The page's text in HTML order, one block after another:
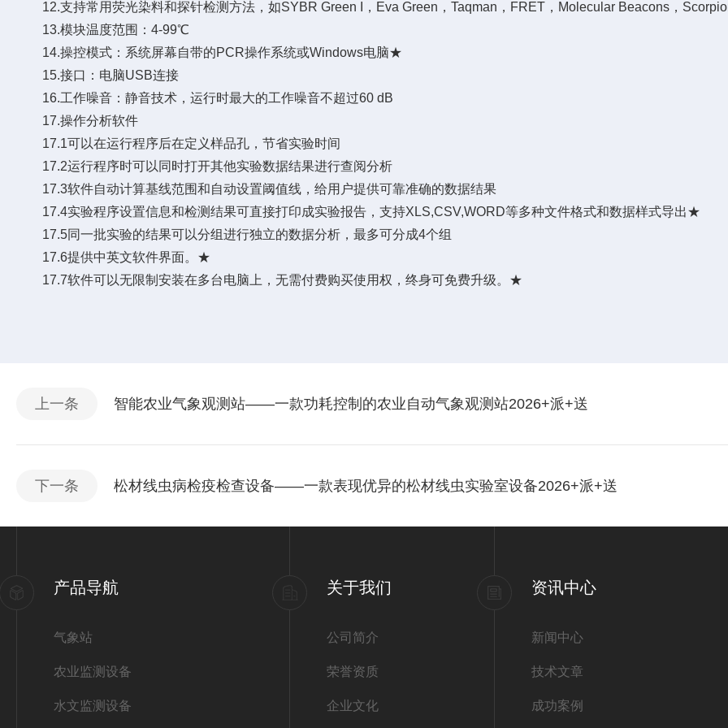
12.支持常用荧光染料和探针检测方法，如SYBR Green I，Eva Green，Taqman，FRET，Molecular Beacons，
13.模块温度范围：4-99℃
14.操控模式：系统屏幕自带的PCR操作系统或Windows电脑★
15.接口：电脑USB连接
16.工作噪音：静音技术，运行时最大的工作噪音不超过60 dB
17.操作分析软件
17.1可以在运行程序后在定义样品孔，节省实验时间
17.2运行程序时可以同时打开其他实验数据结果进行查阅分析
17.3软件自动计算基线范围和自动设置阈值线，给用户提供可靠准确的数据结果
17.4实验程序设置信息和检测结果可直接打印成实验报告，支持XLS,CSV,WORD等多种文件格式和数据样式导出★
17.5同一批实验的结果可以分组进行独立的数据分析，最多可分成4个组
17.6提供中英文软件界面。★
17.7软件可以无限制安装在多台电脑上，无需付费购买使用权，终身可免费升级。★
上一条 智能农业气象观测站——一款功耗控制的农业自动气象观测站2026+派+送
下一条 松材线虫病检疫检查设备——一款表现优异的松材线虫实验室设备2026+派+送
产品导航
气象站
农业监测设备
水文监测设备
关于我们
公司简介
荣誉资质
企业文化
资讯中心
新闻中心
技术文章
成功案例